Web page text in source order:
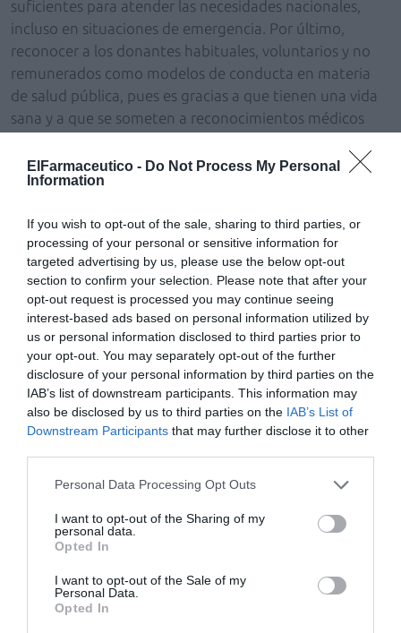
ElFarmaceutico - Do Not Process My Personal
Information
If you wish to opt-out of the sale, sharing to third parties, or
processing of your personal or sensitive information for
targeted advertising by us, please use the below opt-out
section to confirm your selection. Please note that after your
opt-out request is processed you may continue seeing
interest-based ads based on personal information utilized by
us or personal information disclosed to third parties prior to
your opt-out. You may separately opt-out of the further
disclosure of your personal information by third parties on the
IAB’s list of downstream participants. This information may
also be disclosed by us to third parties on the IAB’s List of
Downstream Participants that may further disclose it to other
Personal Data Processing Opt Outs
I want to opt-out of the Sharing of my
personal data.
Opted In
I want to opt-out of the Sale of my
Personal Data.
Opted In
suficientes para atender las necesidades nacionales,
incluso en situaciones de emergencia. Por último,
reconocer a los donantes habituales, voluntarios y no
remunerados como modelos de conducta en materia
de salud pública, pues es gracias a que tienen una vida
sana y a que se someten a reconocimientos médicos
Mantente informado con las últimas noticias de actualidad.
ACTIVAR AHORA
Tags
Día Mundial del Donante de Sangre
Colegio de Farmacéuticos de Cantabria
Destacados
La venta online de medicamentos
de uso humano: seguridad y
DIGITAL Isabel Marín Moral 28/07/2026